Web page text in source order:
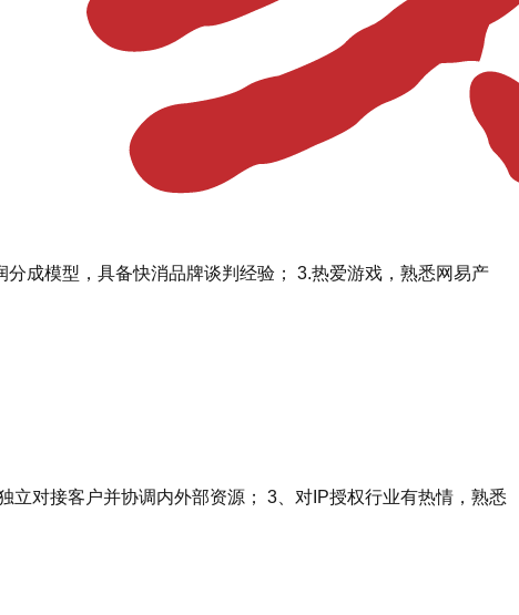
成模型，具备快消品牌谈判经验； 3.热爱游戏，熟悉网易产
对接客户并协调内外部资源； 3、对IP授权行业有热情，熟悉